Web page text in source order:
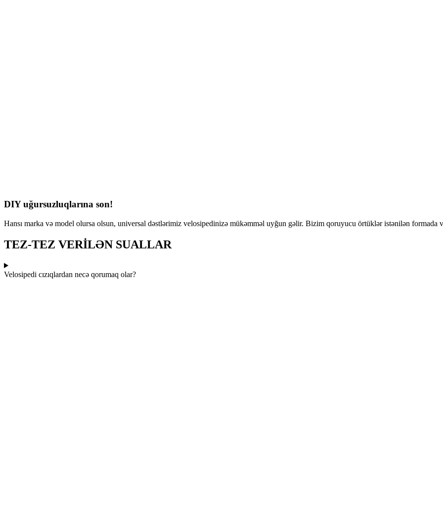
DIY uğursuzluqlarına son!
Hansı marka və model olursa olsun, universal dəstlərimiz velosipedinizə mükəmməl uyğun gəlir. Bizim qoruyucu örtüklər istənilən formada
TEZ-TEZ VERİLƏN SUALLAR
Velosipedi cızıqlardan necə qorumaq olar?